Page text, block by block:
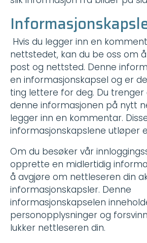
Hvis du legger inn en
nettstedet, kan du be oss om
post og nettsted. Denne
en informasjonskapsel og er
ting lettere for deg. Du trenger
denne informasjonen på nytt
legger inn en kommentar.
informasjonskapslene utløper
Om du besøker vår
opprette en midlertidig
å avgjøre om nettleseren din
informasjonskapsler. Denne
informasjonskapselen
personopplysninger og
lukker nettleseren din.